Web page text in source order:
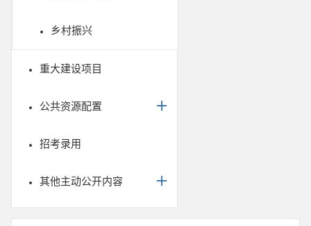
乡村振兴
重大建设项目
公共资源配置
招考录用
其他主动公开内容